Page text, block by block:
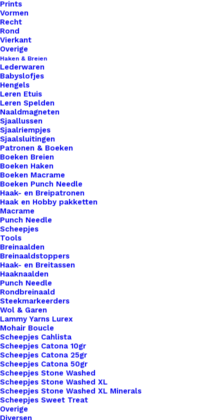
Prints
Vormen
Recht
Rond
Vierkant
Overige
Haken & Breien
Lederwaren
Babyslofjes
Hengels
Leren Etuis
Leren Spelden
Naaldmagneten
Sjaallussen
Sjaalriempjes
Sjaalsluitingen
Patronen & Boeken
Boeken Breien
Boeken Haken
Boeken Macrame
Boeken Punch Needle
Haak- en Breipatronen
Haak en Hobby pakketten
Macrame
Punch Needle
Scheepjes
Tools
Breinaalden
Breinaaldstoppers
Haak- en Breitassen
Haaknaalden
Punch Needle
Rondbreinaald
Steekmarkeerders
Wol & Garen
Lammy Yarns Lurex
Mohair Boucle
Scheepjes Cahlista
Scheepjes Catona 10gr
Scheepjes Catona 25gr
Scheepjes Catona 50gr
Scheepjes Stone Washed
Scheepjes Stone Washed XL
Scheepjes Stone Washed XL Minerals
Scheepjes Sweet Treat
Overige
Diversen
€
Deze patches zijn helemaal hot! Strijk de patches
op je gehaakte sjaal of tas.Leg een vochtige
theedoek over de patch voordat je de patch erop
strijkt. Het is ook mogelijk om bakpapier te
gebruiken. Onder de patch zit lijm die zorgt dat de
patch blijft zitten. Als de patch alsnog niet goed
vastzit, kun je deze altijd nog met een paar
steekjes vast naaien.
4 op voorraad
Applicatie
Bloemetje
Mini
9x5cm
Blauw
aantalToevoegen aan verlanglijst
Artikelnummer
Categorie
Kleur
Binnen 1-3 werkdagen verzonden
Veilig betalen
Unieke en kwaliteitsproducten